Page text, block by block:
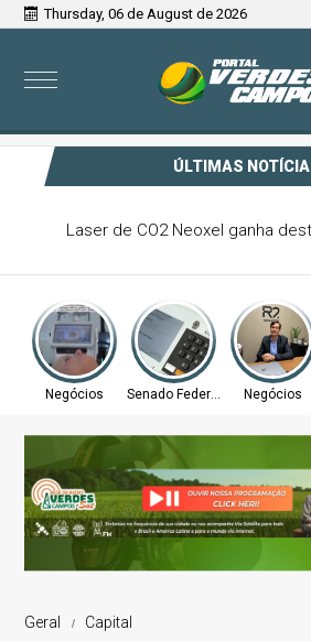
Thursday, 06 de August de 2026
ÚLTIMAS
Laser de CO2 Neoxel ganha
Negócios Senado Federal Negócios
Geral Capital